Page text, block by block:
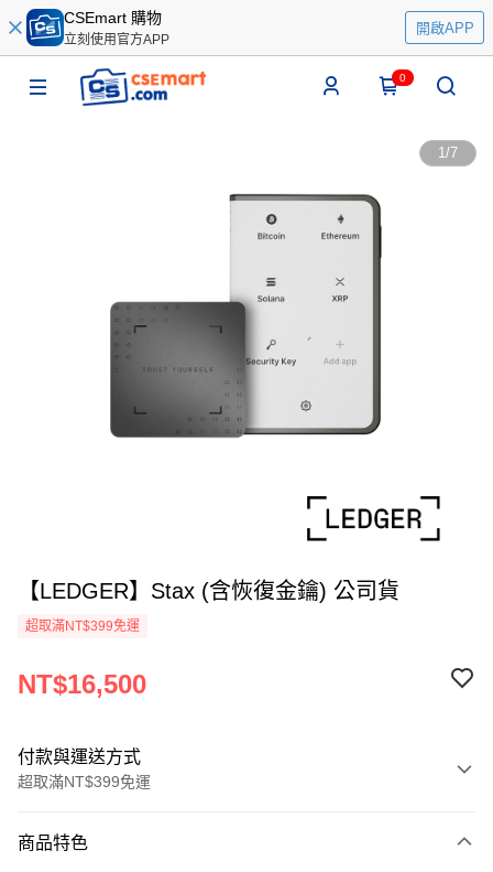
CSEmart 購物
立刻使用官方APP
開啟APP
0
1/7
【LEDGER】Stax (含恢復金鑰) 公司貨
超取滿NT$399免運
NT$16,500
付款與運送方式
超取滿NT$399免運
信用卡一次付款
商品特色